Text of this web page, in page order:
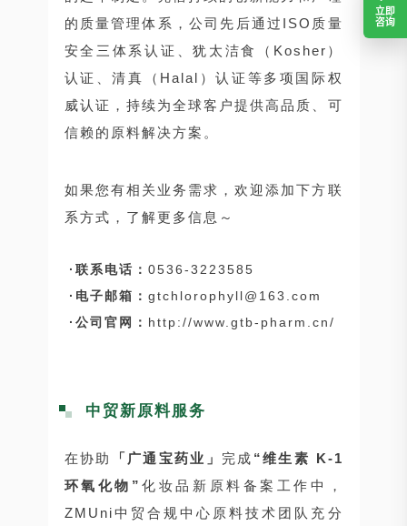
的质量管理体系，公司先后通过ISO质量
安全三体系认证、犹太洁食（Kosher）
认证、清真（Halal）认证等多项国际权
威认证，持续为全球客户提供高品质、可
信赖的原料解决方案。
如果您有相关业务需求，欢迎添加下方联
系方式，了解更多信息～
·联系电话： 0536-3223585
· 电子邮箱： gtchlorophyll@163.com
· 公司官网： http://www.gtb-pharm.cn/
中贸新原料服务
在协助 「广通宝药业」 完成 “维生素 K-1
环氧化物” 化妆品新原料备案工作中，
ZMUni中贸合规中心原料技术团队充分
立即
咨询